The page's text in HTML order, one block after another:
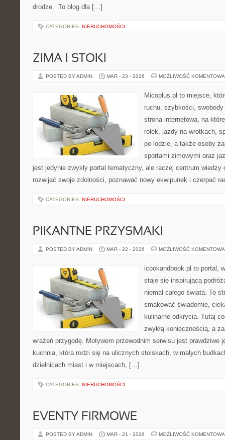
drodze. To blog dla […]
CATEGORIES: NIERUCHOMOŚCI
ZIMA I STOKI
POSTED BY ADMIN MAR - 23 - 2026 MOŻLIWOŚĆ
Micoplus.pl to miejsce,
ruchu, szybkości,
strona internetowa, na
rolek, jazdy na wrotkach,
po lodzie, a także osoby
sportami zimowymi oraz
jest jedynie zwykły portal tematyczny, ale raczej centrum
rozwijać swoje zdolności, poznawać nowy ekwipunek i czerpać
CATEGORIES: NIERUCHOMOŚCI
PIKANTNE PRZYSMAKI
POSTED BY ADMIN MAR - 22 - 2026 MOŻLIWOŚĆ
icookandbook.pl to portal,
staje się inspirującą
niemal całego świata. To
smakować świadomie,
kulinarne odkrycia. Tutaj
zwykłą koniecznością, a
wrażeń przygodę. Motywem przewodnim serwisu jest prawdziwe
kuchnia, która rodzi się na ulicznych stoiskach, w małych
dzielnicach miast i w miejscach, […]
CATEGORIES: NIERUCHOMOŚCI
EVENTY FIRMOWE
POSTED BY ADMIN MAR - 21 - 2026 MOŻLIWOŚĆ